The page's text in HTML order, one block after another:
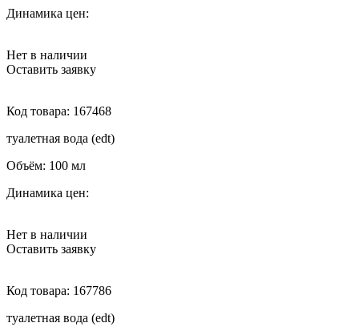
Динамика цен:
Нет в наличии
Оставить заявку
Код товара: 167468
туалетная вода (edt)
Объём: 100 мл
Динамика цен:
Нет в наличии
Оставить заявку
Код товара: 167786
туалетная вода (edt)